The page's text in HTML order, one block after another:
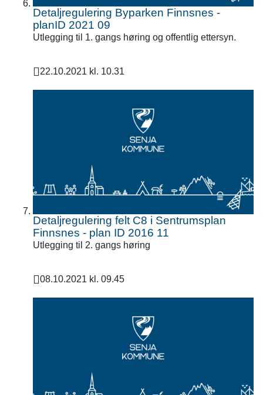
Detaljregulering Byparken Finnsnes -
planID 2021 09
Utlegging til 1. gangs høring og offentlig ettersyn.
Publisert
22.10.2021 kl. 10.31
Detaljregulering felt C8 i Sentrumsplan
Finnsnes - plan ID 2016 11
Utlegging til 2. gangs høring
Publisert
08.10.2021 kl. 09.45